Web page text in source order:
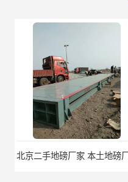
北京二手地磅厂家 本土